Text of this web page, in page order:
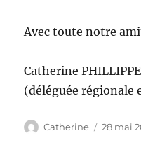
Avec toute notre
Catherine
(déléguée régionale
Auteur
Catherine
Publié
28 mai